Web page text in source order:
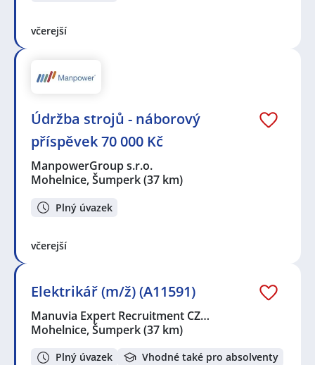
včerejší
Údržba strojů - náborový
příspěvek 70 000 Kč
ManpowerGroup s.r.o.
Mohelnice, Šumperk(37 km)
Plný úvazek
včerejší
Elektrikář (m/ž) (A11591)
Manuvia Expert Recruitment CZ…
Mohelnice, Šumperk(37 km)
Plný úvazek Vhodné také pro absolventy